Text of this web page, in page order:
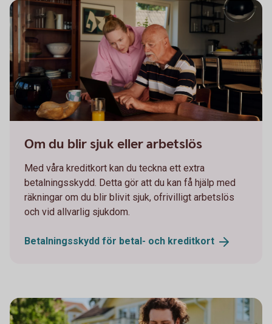
Om du blir sjuk eller arbetslös
Med våra kreditkort kan du teckna ett extra
betalningsskydd. Detta gör att du kan få hjälp med
räkningar om du blir blivit sjuk, ofrivilligt arbetslös
och vid allvarlig sjukdom.
Betalningsskydd för betal- och kreditkort